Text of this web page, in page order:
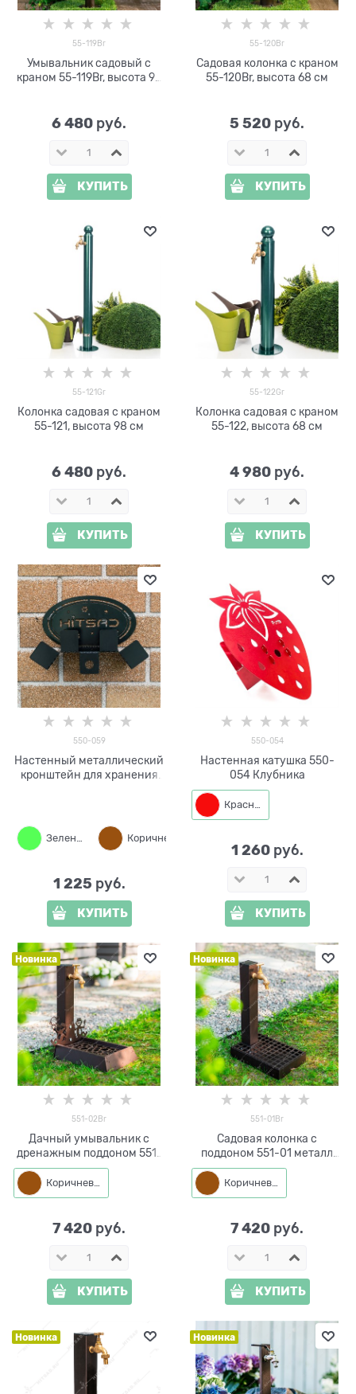
55-119Br
Умывальник садовый с
краном 55-119Br, высота 98
6 480 руб.
КУПИТЬ
55-120Br
Садовая колонка с краном
55-120Br, высота 68 см
5 520 руб.
КУПИТЬ
55-121Gr
Колонка садовая с краном
55-121, высота 98 см
6 480 руб.
КУПИТЬ
55-122Gr
Колонка садовая с краном
55-122, высота 68 см
4 980 руб.
КУПИТЬ
550-059
Настенный металлический
кронштейн для хранения
Зеленый
1 225 руб.
КУПИТЬ
550-054
Настенная катушка 550-
054 Клубника
Красный
1 260 руб.
КУПИТЬ
Новинка
551-02Br
Дачный умывальник с
дренажным поддоном 551-
02 металл h=43 см
Коричневый
7 420 руб.
КУПИТЬ
Новинка
551-01Br
Садовая колонка с
поддоном 551-01 металл
h=43 см
Коричневый
7 420 руб.
КУПИТЬ
Новинка Новинка